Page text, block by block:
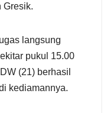
Gresik.
langsung
pukul 15.00
(21) berhasil
kediamannya.